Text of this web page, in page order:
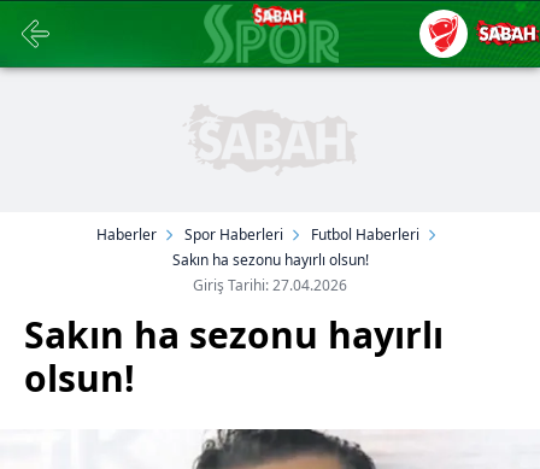
Haberler Spor Haberleri
Futbol Haberleri
Sakın ha sezonu hayırlı olsun!
Giriş Tarihi: 27.04.2026
Sakın ha sezonu hayırlı
olsun!